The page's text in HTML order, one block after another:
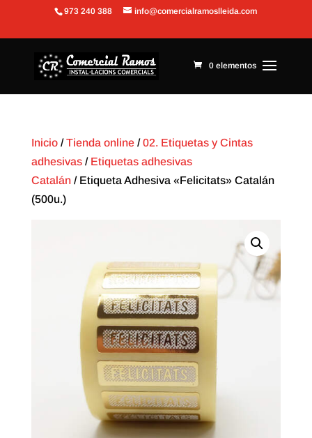
Abrir barra de herramientas
973 240 388 info@comercialramoslleida.com
0 elementos
Inicio/Tienda online/02. Etiquetas y Cintas
adhesivas/ Etiquetas adhesivas
Catalán/ Etiqueta Adhesiva «Felicitats» Catalán
(500u.)